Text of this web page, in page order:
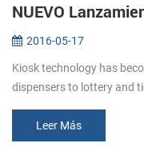
2016-05-17
Kiosk technology has
dispensers to lottery and
make their customers’ e...
Leer Más